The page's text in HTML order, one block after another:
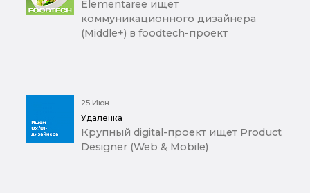
Elementaree ищет
коммуникационного дизайнера
(Middle+) в foodtech-проект
25 Июн
Удаленка
Крупный digital-проект ищет Product
Designer (Web & Mobile)